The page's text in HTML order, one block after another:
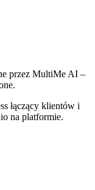
przez MultiMe AI –
łączący klientów i
na platformie.